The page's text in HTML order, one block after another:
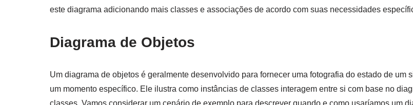
este diagrama adicionando mais classes e associações de acordo com suas necessidades
Diagrama de Objetos
Um diagrama de objetos é geralmente desenvolvido para fornecer uma fotografia do estado de um
um momento específico. Ele ilustra como instâncias de classes interagem entre si com base no
classes. Vamos considerar um cenário de exemplo para descrever quando e como usaríamos um